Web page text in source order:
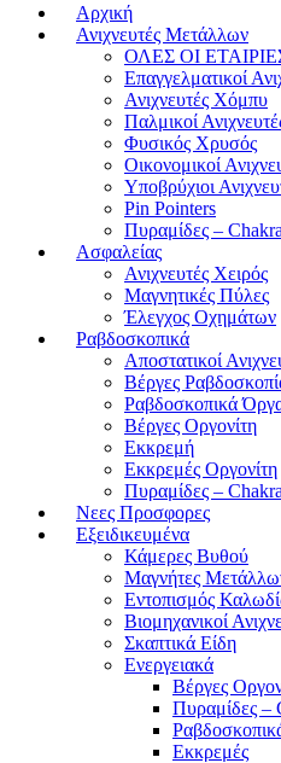
Αρχική
Ανιχνευτές Μετάλλων
ΟΛΕΣ ΟΙ
Επαγγελματικοί
Ανιχνευτές Χόμπυ
Παλμικοί
Φυσικός Χρυσός
Οικονομικοί
Υποβρύχιοι
Pin Pointers
Πυραμίδες – Chakra
Ασφαλείας
Ανιχνευτές Χειρός
Μαγνητικές Πύλες
Έλεγχος Οχημάτων
Ραβδοσκοπικά
Αποστατικοί
Βέργες
Ραβδοσκοπικά
Βέργες Οργονίτη
Εκκρεμή
Εκκρεμές Οργονίτη
Πυραμίδες – Chakra
Νεες Προσφορες
Εξειδικευμένα
Κάμερες Βυθού
Μαγνήτες
Εντοπισμός
Βιομηχανικοί
Σκαπτικά Είδη
Ενεργειακά
Βέργες
Πυραμίδες –
Εκκρεμές